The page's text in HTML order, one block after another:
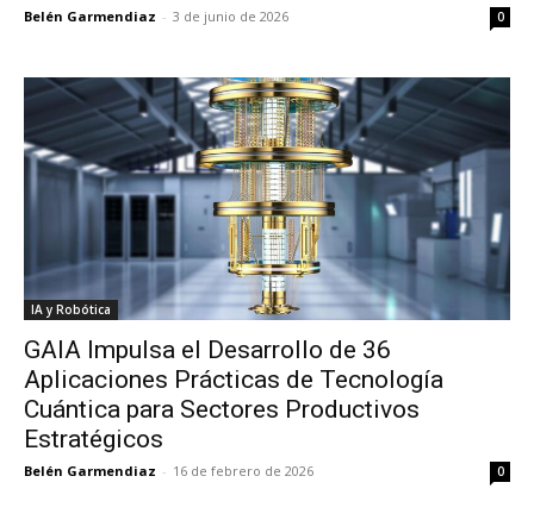
Belén Garmendiaz - 3 de junio de 2026 0
IA y Robótica
GAIA Impulsa el Desarrollo de 36
Aplicaciones Prácticas de Tecnología
Cuántica para Sectores Productivos
Estratégicos
Belén Garmendiaz - 16 de febrero de 2026 0